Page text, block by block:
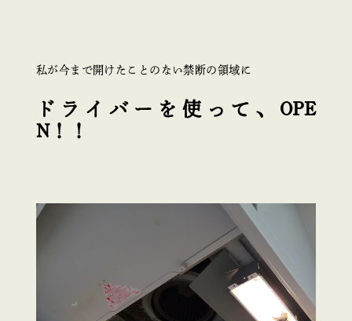
私が今まで開けたことのない禁断の領域に
ドライバーを使って、OPE
N！！